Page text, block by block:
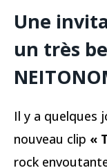
Une
un très
Il y a quelques
nouveau clip «
rock